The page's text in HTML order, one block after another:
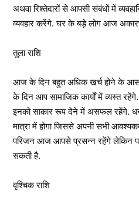
अथवा रिश्तेदारों से आपसी संबंधों में
व्यवहार करेंगे. घर के बड़े लोग आज
तुला राशि
आज के दिन बहुत अधिक खर्च होने के
के दिन आप सामाजिक कार्यों में व्यस्त
इनको साकार रूप देने में असफल रहेंगे.
मात्रा में होगा जिससे अपनी सभी
परिजन आज आपसे प्रसन्न रहेंगे लेकिन
सकती है.
वृश्चिक राशि